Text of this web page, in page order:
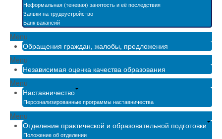
Неформальная (теневая) занятость и её последствия
Заявки на трудоустройство
Банк вакансий
Menu
Обращения граждан, жалобы, предложения
Menu
Независимая оценка качества образования
Menu
Наставничество
Персонализированные программы наставничества
Menu
Отделение практической и образовательной подготовки
Положение об отделении